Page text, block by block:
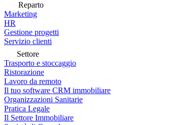
Reparto
Marketing
HR
Gestione progetti
Servizio clienti
Settore
Trasporto e stoccaggio
Ristorazione
Lavoro da remoto
Il tuo software CRM immobiliare
Organizzazioni Sanitarie
Pratica Legale
Il Settore Immobiliare